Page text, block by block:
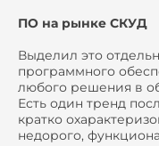
ПО на рынке СКУД
Выделил это
программного
любого решения в
Есть один тренд
кратко
недорого,